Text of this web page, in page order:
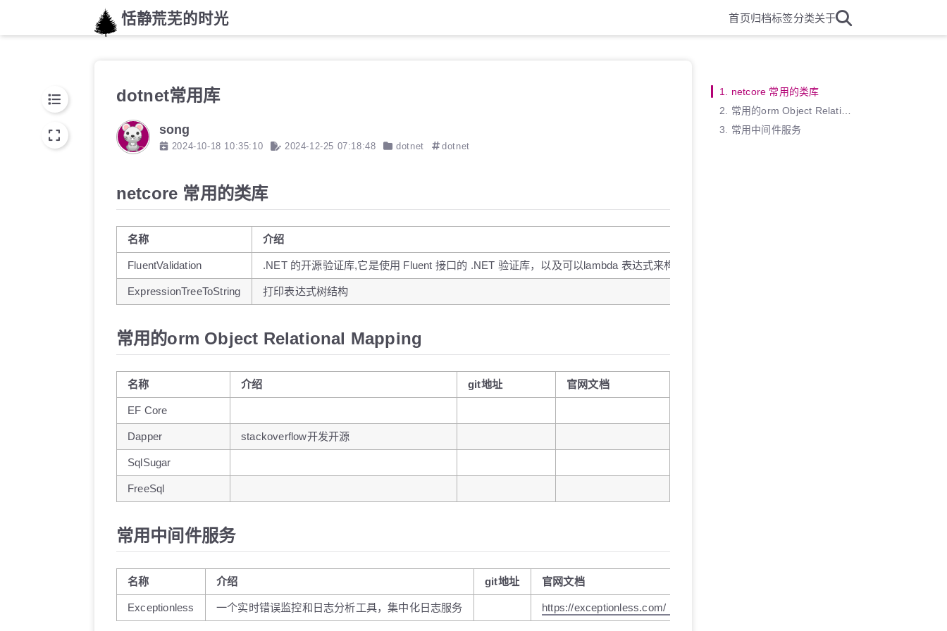
恬静荒芜的时光 首页归档标签分类关于
dotnet常用库
song
2024-10-18 10:35:10 2024-12-25 07:18:48 dotnet dotnet
netcore 常用的类库
名称 介绍
FluentValidation .NET 的开源验证库,它是使用 Fluent 接口的 .NET 验证库，以及可以lambda 表达式来构建强类型验证规则的 ，这样可以让开发人员以清晰简洁
ExpressionTreeToString 打印表达式树结构
常用的orm Object Relational Mapping
名称 介绍 git地址 官网文档
EF Core
Dapper stackoverflow开发开源
SqlSugar
FreeSql
常用中间件服务
名称 介绍 git地址 官网文档
Exceptionless 一个实时错误监控和日志分析工具，集中化日志服务 https://exceptionless.com/
1.
netcore 常用的类库
2.
常用的orm Object Relational Mapping
3.
常用中间件服务